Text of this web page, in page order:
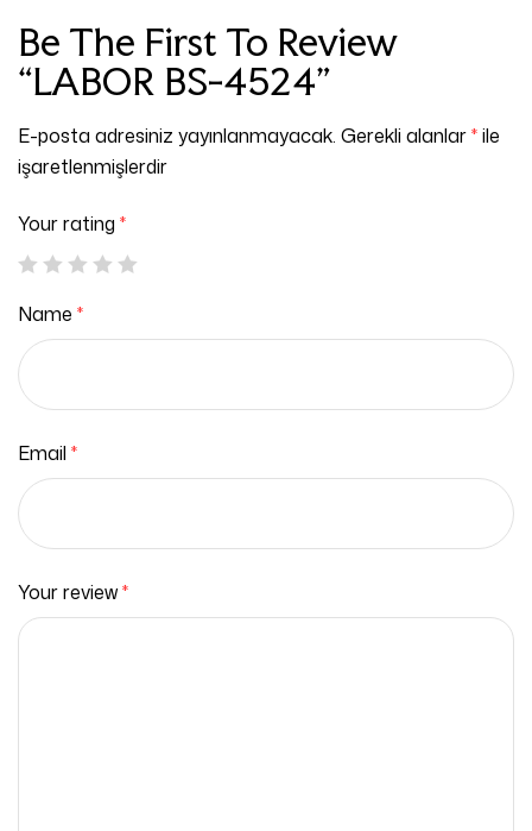
Be The First To Review
“LABOR BS-4524”
E-posta adresiniz yayınlanmayacak. Gerekli alanlar*ile
işaretlenmişlerdir
Your rating *
Your review*
Name *
Email *